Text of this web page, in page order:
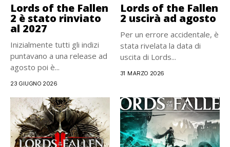
Lords of the Fallen
2 è stato rinviato
al 2027
Inizialmente tutti gli indizi
puntavano a una release ad
agosto poi è...
23 GIUGNO 2026
Lords of the Fallen
2 uscirà ad agosto
Per un errore accidentale, è
stata rivelata la data di
uscita di Lords...
31 MARZO 2026